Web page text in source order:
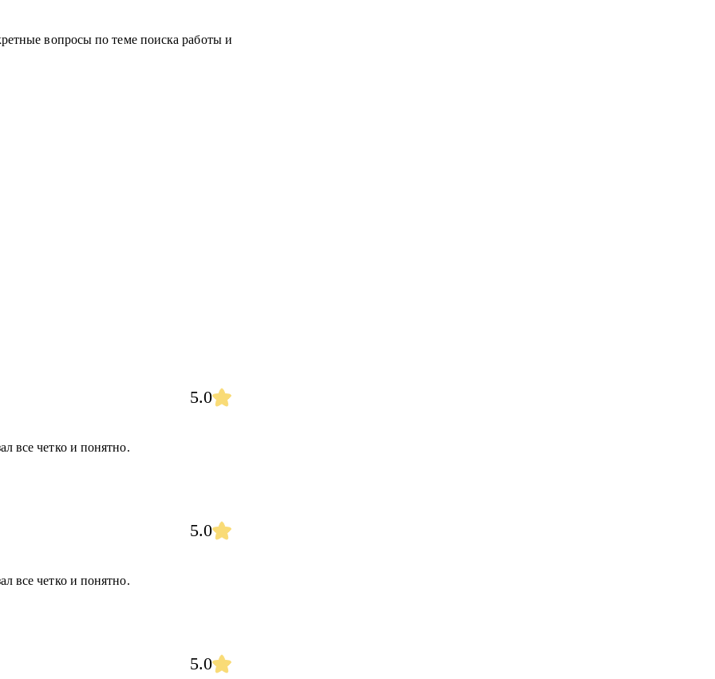
вопросы по теме поиска работы и
5.0
все четко и понятно.
5.0
все четко и понятно.
5.0